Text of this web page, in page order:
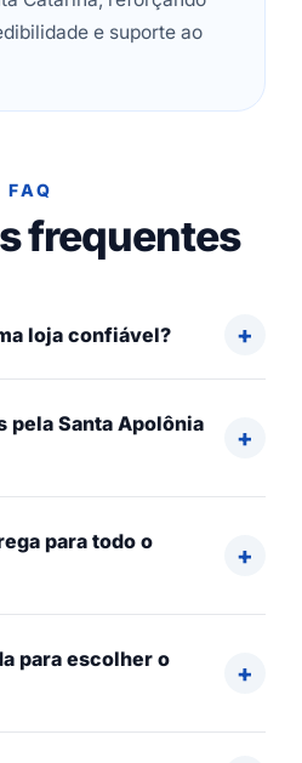
e suporte ao
FAQ
frequentes
loja confiável?
pela Santa Apolônia
para todo o
para escolher o